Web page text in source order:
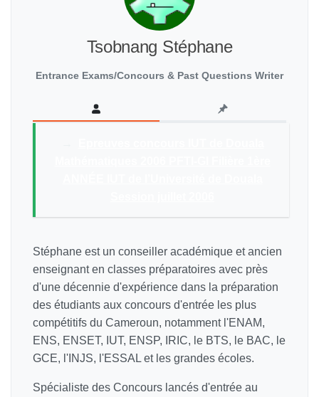
Tsobnang Stéphane
Entrance Exams/Concours & Past Questions Writer
Stéphane est un conseiller académique et ancien
enseignant en classes préparatoires avec près
d'une décennie d'expérience dans la préparation
des étudiants aux concours d'entrée les plus
compétitifs du Cameroun, notamment l'ENAM,
ENS, ENSET, IUT, ENSP, IRIC, le BTS, le BAC, le
GCE, l'INJS, l'ESSAL et les grandes écoles.
Spécialiste des Concours lancés d'entrée au